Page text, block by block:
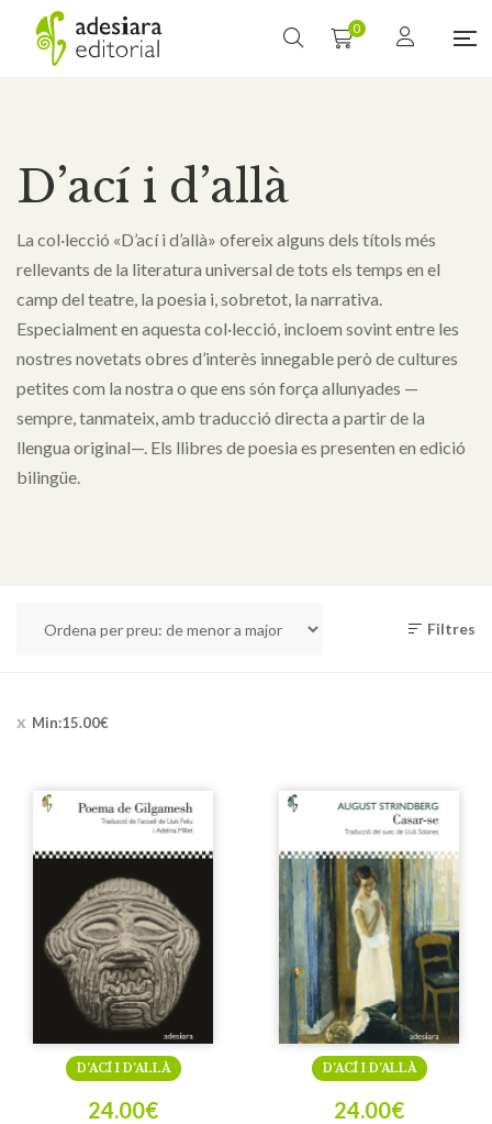
0
D’ací i d’allà
La col·lecció «D’ací i d’allà» ofereix alguns dels títols més
rellevants de la literatura universal de tots els temps en el
camp del teatre, la poesia i, sobretot, la narrativa.
Especialment en aquesta col·lecció, incloem sovint entre les
nostres novetats obres d’interès innegable però de cultures
petites com la nostra o que ens són força allunyades —
sempre, tanmateix, amb traducció directa a partir de la
llengua original—. Els llibres de poesia es presenten en edició
bilingüe.
Filtres
Min:15.00€
D’ACÍ I D’ALLÀ
24.00€
D’ACÍ I D’ALLÀ
24.00€